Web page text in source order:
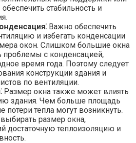
стабильность и
Важно обеспечить
и избегать конденсации
окон.​ Слишком большие окна
проблемы с конденсацией,
время года.​ Поэтому следует
конструкции здания и
по вентиляции.​
Размер окна также может влиять
здания.​ Чем больше площадь
потери тепла могут возникнуть.​
размер окна,
достаточную теплоизоляцию и